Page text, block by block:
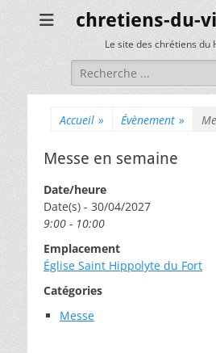
chretiens-du-
Le site des chrétiens du
Rechercher :
Accueil » Évènement »
Messe en semaine
Date/heure
Date(s) - 30/04/2027
9:00 - 10:00
Emplacement
Église Saint Hippolyte du Fort
Catégories
Messe